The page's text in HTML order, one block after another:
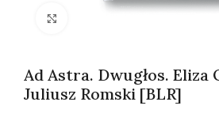
Ad Astra. Dwugłos. Eliza
Juliusz Romski [BLR]